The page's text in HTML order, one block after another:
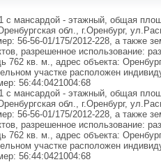
с мансардой - этажный, общая
обл., г.Оренбург,
56-56-01/175/2012-228, а также
разрешенное использование:
кв. м., адрес объекта:
участке расположен
56:44:0421004:68
с мансардой - этажный, общая
обл., г.Оренбург,
56-56-01/175/2012-228, а также
разрешенное использование:
кв. м., адрес объекта:
участке расположен
56:44:0421004:68